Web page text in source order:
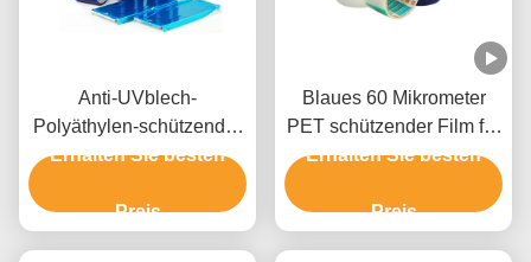
Anti-UVblech-
Polyäthylen-schützender
Film-Lösungsmittel
Erhalten Sie besten
Preis
Blaues 60 Mikrometer
PET schützender Film für
Edelstahl-Aluminium
Erhalten Sie besten
Preis